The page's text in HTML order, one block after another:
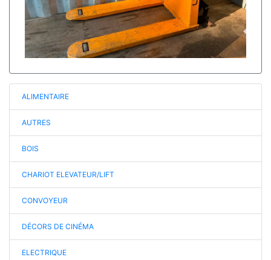
ALIMENTAIRE
AUTRES
BOIS
CHARIOT ELEVATEUR/LIFT
CONVOYEUR
DÉCORS DE CINÉMA
ELECTRIQUE